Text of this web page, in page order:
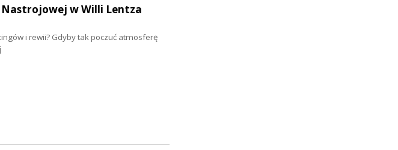
w Willi Lentza
i rewii? Gdyby tak poczuć atmosferę